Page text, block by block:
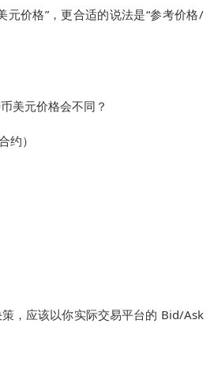
元价格”，更合适的说法是“参考价格/
美元价格会不同？
约）
，应该以你实际交易平台的 Bid/Ask